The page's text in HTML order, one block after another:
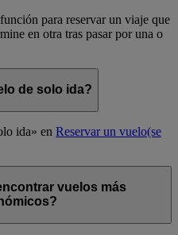
para reservar un viaje que
en otra tras pasar por una o
de solo ida?
ida» en Reservar un vuelo(se
vuelos más